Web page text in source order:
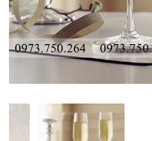
Dụng cụ rót rượu vang
Xô ướp đá rượu vang
Khác
Rượu Vang Nhập Khẩu
Kiến thức